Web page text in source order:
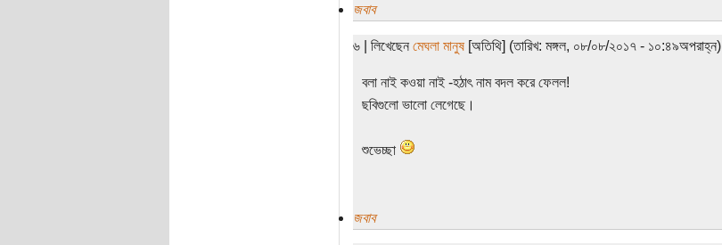
জবাব
৬ | লিখেছেন মেঘলা মানুষ[অতিথি] (তারিখ: মঙ্গল, ০৮/০৮/২০১৭ - ১০:৪৯অপরাহ্ন)
বলা নাই কওয়া নাই -হঠাৎ নাম বদল করে ফেলল!
ছবিগুলো ভালো লেগেছে।
শুভেচ্ছা
জবাব